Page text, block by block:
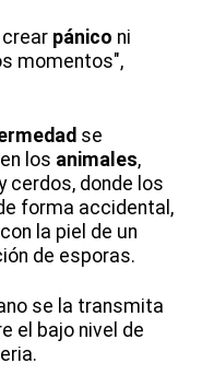
pánico ni
momentos",
se
los animales,
cerdos, donde los
forma accidental,
la piel de un
de esporas.
se la transmita
el bajo nivel de